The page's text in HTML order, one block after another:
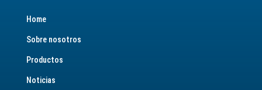
Home
Sobre nosotros
Productos
Noticias